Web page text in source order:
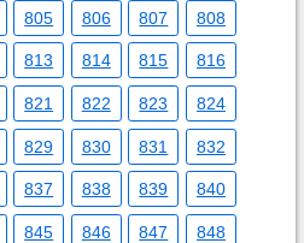
805 806 807 808
813 814 815 816
821 822 823 824
829 830 831 832
837 838 839 840
845 846 847 848